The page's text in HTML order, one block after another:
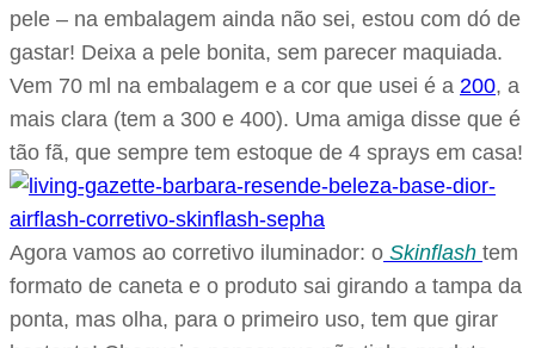
pele – na embalagem ainda não sei, estou com dó de
gastar! Deixa a pele bonita, sem parecer maquiada.
Vem 70 ml na embalagem e a cor que usei é a 200, a
mais clara (tem a 300 e 400). Uma amiga disse que é
tão fã, que sempre tem estoque de 4 sprays em casa!
Agora vamos ao corretivo iluminador: o Skinflash tem
formato de caneta e o produto sai girando a tampa da
ponta, mas olha, para o primeiro uso, tem que girar